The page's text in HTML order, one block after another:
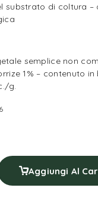
substrato di coltura –
semplice non
1% – contenuto
g.
Aggiungi Al